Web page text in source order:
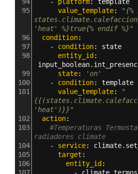
95
value_template:
'heat' %}true{% endif %}"
96
  condition
:
97
- condition: state
98
entity_id :
99
state:
'on'
100
- condition: template
101
value_template:
"
'heat')}}"
102
  action
:
103
#Temperaturas
radiadores climate
104
- service:
105
target :
106
entity_id
107
-